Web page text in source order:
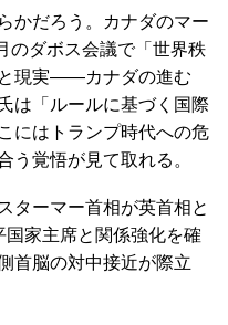
かだろう。カナダのマー
のダボス会議で「世界秩
現実――カナダの進む
は「ルールに基づく国際
にはトランプ時代への危
う覚悟が見て取れる。
ターマー首相が英首相と
家主席と関係強化を確
首脳の対中接近が際立